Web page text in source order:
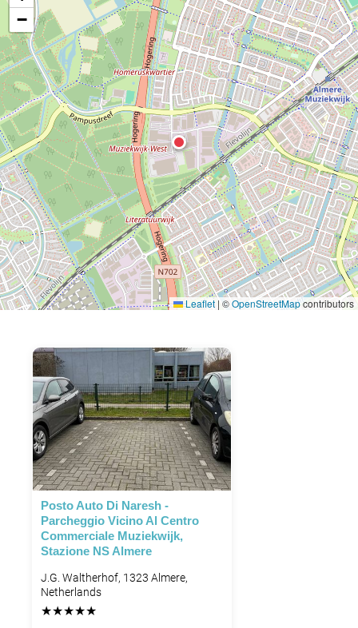
−
Leaflet | ©OpenStreetMapcontributors
Posto Auto Di Naresh -
Parcheggio Vicino Al Centro
Commerciale Muziekwijk,
Stazione NS Almere
J.G. Waltherhof, 1323 Almere,
Netherlands
★★★★★